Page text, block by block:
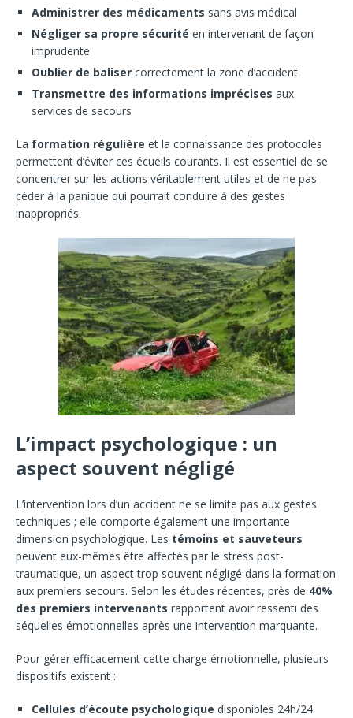
Administrer des médicaments sans avis médical
Négliger sa propre sécurité en intervenant de façon
imprudente
Oublier de baliser correctement la zone d’accident
Transmettre des informations imprécises aux
services de secours
La formation régulière et la connaissance des protocoles
permettent d’éviter ces écueils courants. Il est essentiel de se
concentrer sur les actions véritablement utiles et de ne pas
céder à la panique qui pourrait conduire à des gestes
inappropriés.
L’impact psychologique : un
aspect souvent négligé
L’intervention lors d’un accident ne se limite pas aux gestes
techniques ; elle comporte également une importante
dimension psychologique. Les témoins et sauveteurs
peuvent eux-mêmes être affectés par le stress post-
traumatique, un aspect trop souvent négligé dans la formation
aux premiers secours. Selon les études récentes, près de 40%
des premiers intervenants rapportent avoir ressenti des
séquelles émotionnelles après une intervention marquante.
Pour gérer efficacement cette charge émotionnelle, plusieurs
dispositifs existent :
Cellules d’écoute psychologique disponibles 24h/24